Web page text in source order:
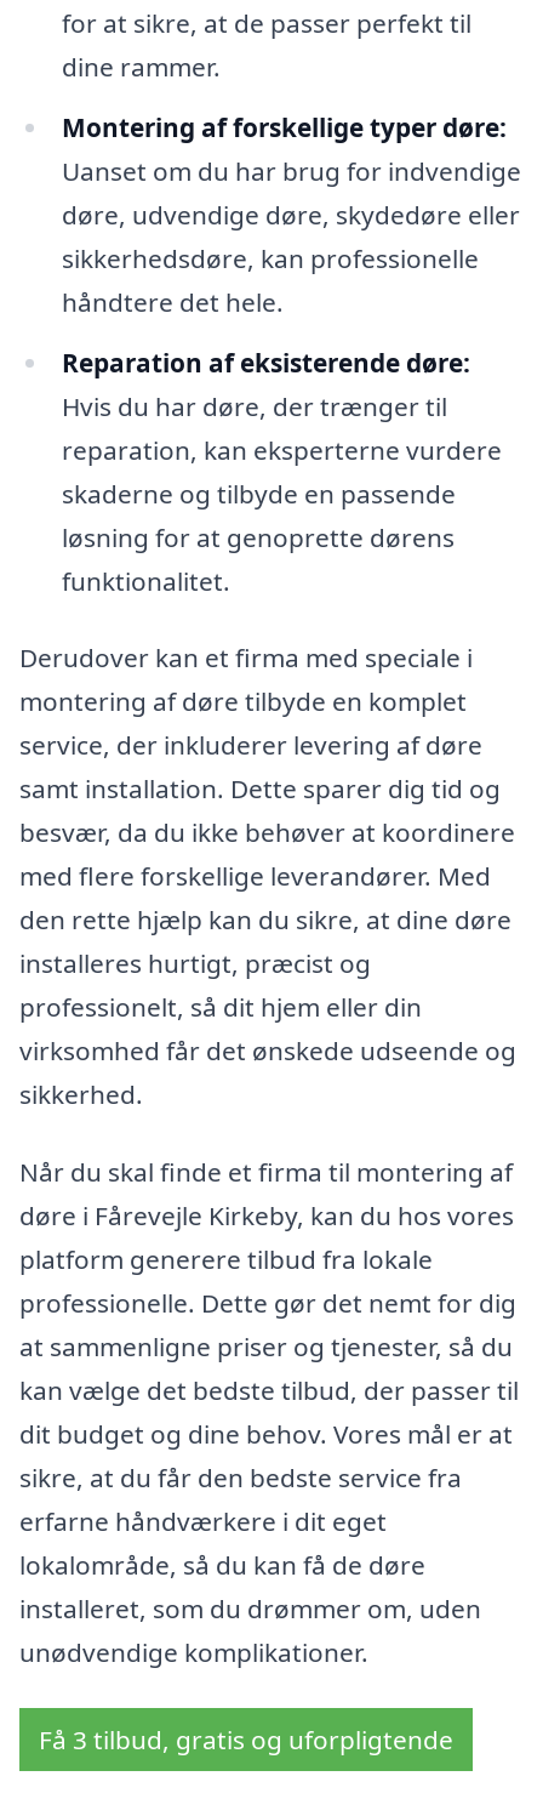
for at sikre, at de passer perfekt til
dine rammer.
Montering af forskellige typer døre:
Uanset om du har brug for indvendige
døre, udvendige døre, skydedøre eller
sikkerhedsdøre, kan professionelle
håndtere det hele.
Reparation af eksisterende døre:
Hvis du har døre, der trænger til
reparation, kan eksperterne vurdere
skaderne og tilbyde en passende
løsning for at genoprette dørens
funktionalitet.
Derudover kan et firma med speciale i
montering af døre tilbyde en komplet
service, der inkluderer levering af døre
samt installation. Dette sparer dig tid og
besvær, da du ikke behøver at koordinere
med flere forskellige leverandører. Med
den rette hjælp kan du sikre, at dine døre
installeres hurtigt, præcist og
professionelt, så dit hjem eller din
virksomhed får det ønskede udseende og
sikkerhed.
Når du skal finde et firma til montering af
døre i Fårevejle Kirkeby, kan du hos vores
platform generere tilbud fra lokale
professionelle. Dette gør det nemt for dig
at sammenligne priser og tjenester, så du
kan vælge det bedste tilbud, der passer til
dit budget og dine behov. Vores mål er at
sikre, at du får den bedste service fra
erfarne håndværkere i dit eget
lokalområde, så du kan få de døre
installeret, som du drømmer om, uden
unødvendige komplikationer.
Få 3 tilbud, gratis og uforpligtende